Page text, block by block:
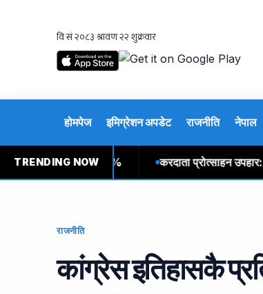
होमपेज इमिग्रेशन अपडेट राजनीति नेपाल
TRENDING NOW
बेरोजगारी दर ४.१% करदाता प्रोत्साहन उपहार:
राजनीति
कांग्रेस इतिहासकै